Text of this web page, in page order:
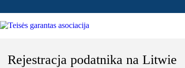
Rejestracja podatnika na Litwie